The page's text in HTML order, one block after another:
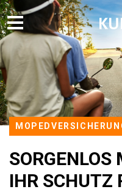
SORGENLOS
IHR SCHUTZ